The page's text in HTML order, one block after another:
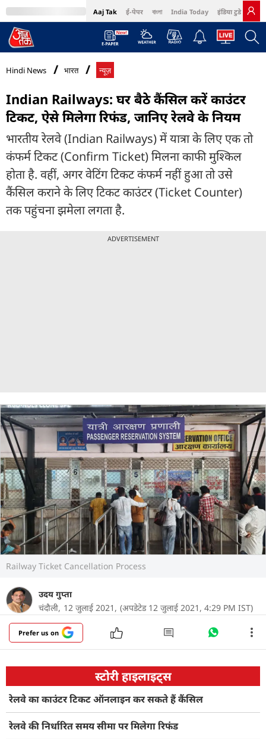
Aaj Tak ई-पेपर বাংলা India Today इंडिया टुडे हिंदी
MumbaiTak Cosmopolitan Harper's Bazaar Northeast
Hindi News भारत न्यूज़
Indian Railways: घर बैठे कैंसिल करें काउंटर
टिकट, ऐसे मिलेगा रिफंड, जानिए रेलवे के नियम
भारतीय रेलवे (Indian Railways) में यात्रा के लिए एक तो
कंफर्म टिकट (Confirm Ticket) मिलना काफी मुश्किल
होता है. वहीं, अगर वेटिंग टिकट कंफर्म नहीं हुआ तो उसे
कैंसिल कराने के लिए टिकट काउंटर (Ticket Counter)
तक पहुंचना झमेला लगता है.
ADVERTISEMENT
Railway Ticket Cancellation Process
उदय गुप्ता
चंदौली, 12 जुलाई 2021, (अपडेटेड 12 जुलाई 2021, 4:29 PM IST)
Prefer us on
स्टोरी हाइलाइट्स
रेलवे का काउंटर टिकट ऑनलाइन कर सकते हैं कैंसिल
रेलवे की निर्धारित समय सीमा पर मिलेगा रिफंड